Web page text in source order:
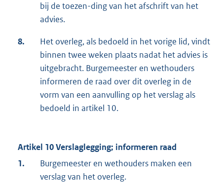
bij de toezen-ding van het afschrift van het
advies.
8.
Het overleg, als bedoeld in het vorige lid, vindt
binnen twee weken plaats nadat het advies is
uitgebracht. Burgemeester en wethouders
informeren de raad over dit overleg in de
vorm van een aanvulling op het verslag als
bedoeld in artikel 10.
Artikel 10 Verslaglegging; informeren raad
1.
Burgemeester en wethouders maken een
verslag van het overleg.